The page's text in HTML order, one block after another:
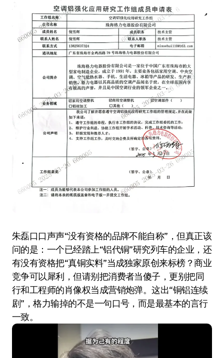
朱磊口口声声“没有资格的品牌不能自称”，但真正该
问的是：一个已经踏上“铝代铜”研究列车的企业，还
有没有资格把“真铜实料”当成独家原创来标榜？商业
竞争可以犀利，但请别把消费者当傻子，更别把同
行和工程师的肖像权当成营销炮弹。这出“铜铝连续
剧”，格力输掉的不是一句口号，而是最基本的言行
一致。